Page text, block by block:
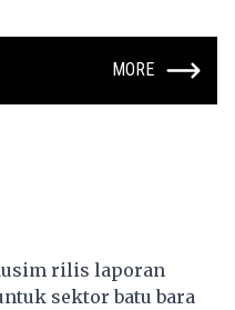
MORE
rilis laporan
sektor batu bara